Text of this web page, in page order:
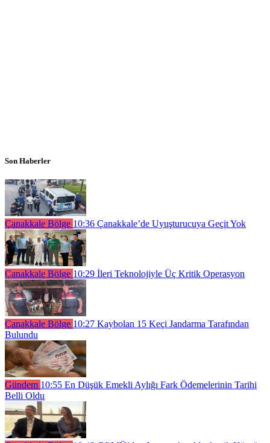
Son Haberler
Çanakkale Bölge 10:36 Çanakkale’de Uyuşturucuya Geçit Yok
Çanakkale Bölge 10:29 İleri Teknolojiyle Üç Kritik Operasyon
Çanakkale Bölge 10:27 Kaybolan 15 Keçi Jandarma Tarafından
Bulundu
Gündem 10:55 En Düşük Emekli Aylığı Fark Ödemelerinin Tarihi
Belli Oldu